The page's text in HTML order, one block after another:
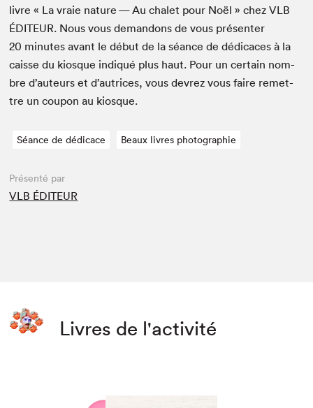
livre « La vraie nature — Au chalet pour Noël » chezVLB
ÉDI­TEUR. Nous vous deman­dons de vous présen­ter
20 min­utes avant le début de la séance de dédi­caces à la
caisse du kiosque indiqué plus haut. Pour un cer­tain nom­
bre d’auteurs et d’autrices, vous devrez vous faire remet­
tre un coupon au kiosque.
Séance de dédicace Beaux livres photographie
Présenté par
VLB ÉDITEUR
Livres de l'activité